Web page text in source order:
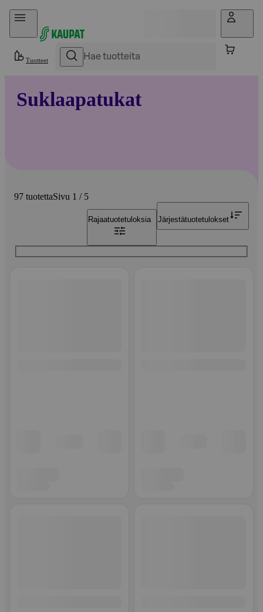
Hyppää sisältöön
Tuotteet
Suklaapatukat
97 tuotettaSivu 1 / 5
Rajaatuotetuloksia Järjestätuotetulokset